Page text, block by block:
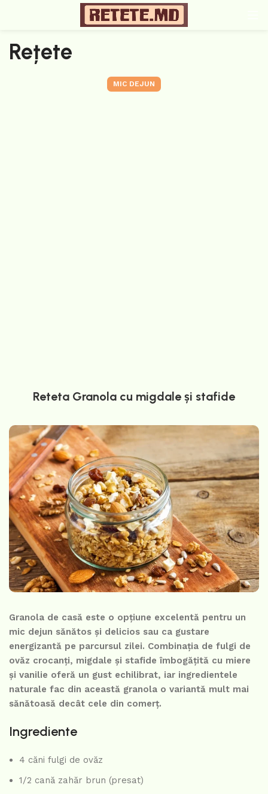
Rețete
MIC DEJUN
Reteta Granola cu migdale și stafide
Granola de casă este o opțiune excelentă pentru un
mic dejun sănătos și delicios sau ca gustare
energizantă pe parcursul zilei. Combinația de fulgi de
ovăz crocanți, migdale și stafide îmbogățită cu miere
și vanilie oferă un gust echilibrat, iar ingredientele
naturale fac din această granola o variantă mult mai
sănătoasă decât cele din comerț.
Ingrediente
4 căni fulgi de ovăz
1/2 cană zahăr brun (presat)